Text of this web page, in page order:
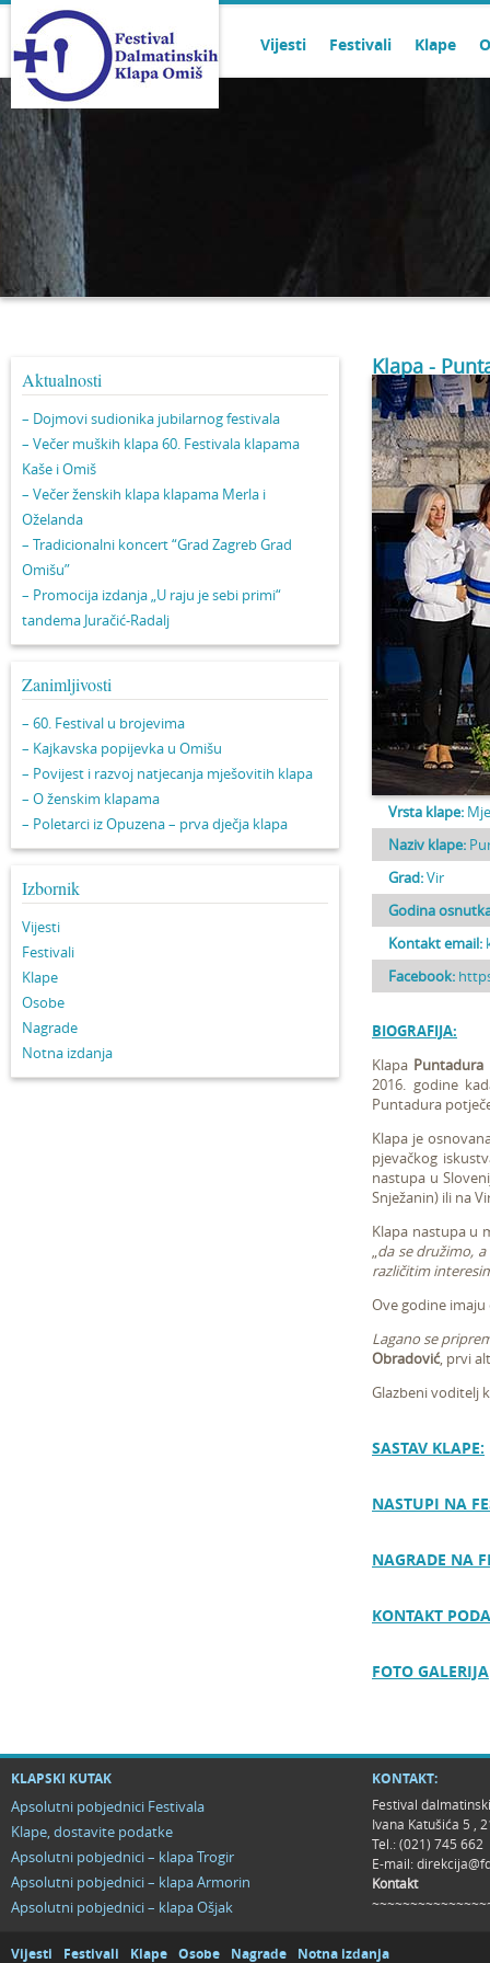
Vijesti Festivali Klape
Aktualnosti
– Dojmovi sudionika jubilarnog festivala
– Večer muških klapa 60. Festivala klapama
Kaše i Omiš
– Večer ženskih klapa klapama Merla i
Oželanda
– Tradicionalni koncert “Grad Zagreb Grad
Omišu”
– Promocija izdanja „U raju je sebi primi“
tandema Juračić-Radalj
Zanimljivosti
– 60. Festival u brojevima
– Kajkavska popijevka u Omišu
– Povijest i razvoj natjecanja mješovitih klapa
– O ženskim klapama
– Poletarci iz Opuzena – prva dječja klapa
Izbornik
Vijesti
Festivali
Klape
Osobe
Nagrade
Notna izdanja
Klapa -
Vrsta klape:
Naziv klape:
Grad:Vir
Godina
Kontakt email:
Facebook:
BIOGRAFIJA:
Klapa Puntadura
2016. godine
Puntadura
Klapa je
pjevačkog
nastupa u
Snježanin) ili na
Klapa nastupa u
„da se družimo,
različitim
Ove godine
Lagano se
Obradović, prvi
Glazbeni voditelj
SASTAV KLAPE:
NASTUPI NA
NAGRADE NA
KONTAKT
FOTO GALERIJA
KLAPSKI KUTAK
Apsolutni pobjednici Festivala
Klape, dostavite podatke
Apsolutni pobjednici – klapa Trogir
Apsolutni pobjednici – klapa Armorin
Apsolutni pobjednici – klapa Ošjak
KONTAKT:
Festival
Ivana Katušića 5 ,
Tel.: (021) 745 662
E-mail:
Kontakt
Vijesti Festivali Klape Osobe Nagrade Notna izdanja